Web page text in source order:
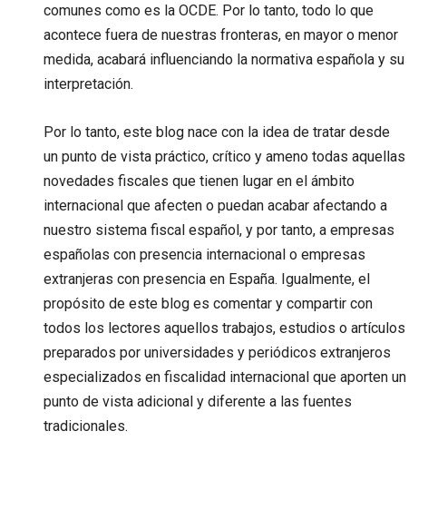
comunes como es la OCDE. Por lo tanto, todo lo que
acontece fuera de nuestras fronteras, en mayor o menor
medida, acabará influenciando la normativa española y su
interpretación.
Por lo tanto, este blog nace con la idea de tratar desde
un punto de vista práctico, crítico y ameno todas aquellas
novedades fiscales que tienen lugar en el ámbito
internacional que afecten o puedan acabar afectando a
nuestro sistema fiscal español, y por tanto, a empresas
españolas con presencia internacional o empresas
extranjeras con presencia en España. Igualmente, el
propósito de este blog es comentar y compartir con
todos los lectores aquellos trabajos, estudios o artículos
preparados por universidades y periódicos extranjeros
especializados en fiscalidad internacional que aporten un
punto de vista adicional y diferente a las fuentes
tradicionales.